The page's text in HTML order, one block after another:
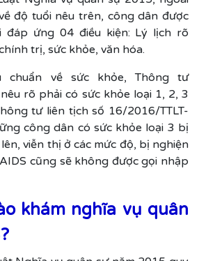
độ tuổi nêu trên, công dân được
đáp ứng 04 điều kiện: Lý lịch rõ
trị, sức khỏe, văn hóa.
chuẩn về sức khỏe, Thông tư
rõ phải có sức khỏe loại 1, 2, 3
tư liên tịch số 16/2016/TTLT-
công dân có sức khỏe loại 3 bị
viễn thị ở các mức độ, bị nghiện
cũng sẽ không được gọi nhập
khám nghĩa vụ quân